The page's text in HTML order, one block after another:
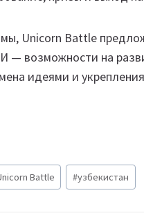
Unicorn Battle
— возможности на
идеями и
Battle #узбекистан